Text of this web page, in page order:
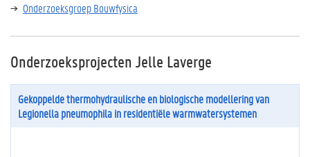
Onderzoeksgroep Bouwfysica
Onderzoeksprojecten Jelle Laverge
Gekoppelde thermohydraulische en biologische modellering van
Legionella pneumophila in residentiële warmwatersystemen